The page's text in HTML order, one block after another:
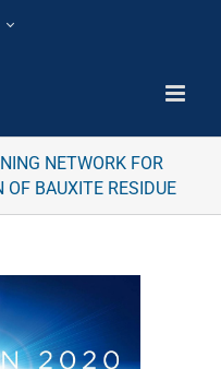
NETWORK FOR
OF BAUXITE RESIDUE